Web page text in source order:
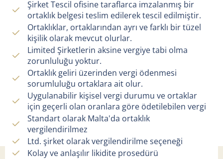
Şirket Tescil ofisine taraflarca imzalanmış bir
ortaklık belgesi teslim edilerek tescil edilmiştir.
Ortaklıklar, ortaklarından ayrı ve farklı bir tüzel
kişilik olarak mevcut olurlar.
Limited Şirketlerin aksine vergiye tabi olma
zorunluluğu yoktur.
Ortaklık geliri üzerinden vergi ödenmesi
sorumluluğu ortaklara ait olur.
Uygulanabilir kişisel vergi durumu ve ortaklar
için geçerli olan oranlara göre ödetilebilen vergi
Standart olarak Malta'da ortaklık
vergilendirilmez
Ltd. şirket olarak vergilendirilme seçeneği
Kolay ve anlaşılır likidite prosedürü